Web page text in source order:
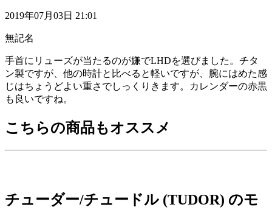
2019年07月03日 21:01
無記名
手首にリューズが当たるのが嫌でLHDを選びました。チタ
ン製ですが、他の時計と比べると軽いですが、腕にはめた感
じはちょうどよい重さでしっくりきます。カレンダーの赤黒
も良いですね。
こちらの商品もオススメ
チューダー/チュードル (TUDOR) のモ